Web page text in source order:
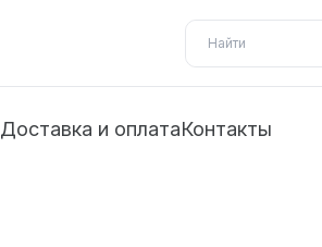
Доставка и оплатаКонтакты